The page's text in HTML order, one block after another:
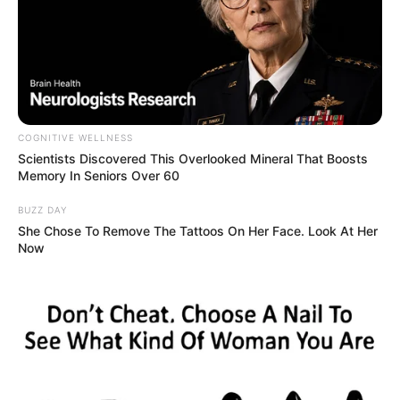
Tidak diketahui pasti berapa total kekayaan Rina Aditama,
kekayaannya berasal dari kariernya sebagai Penyanyi.
COGNITIVE WELLNESS
Scientists Discovered This Overlooked Mineral That Boosts
Memory In Seniors Over 60
BUZZ DAY
She Chose To Remove The Tattoos On Her Face. Look At Her
Now